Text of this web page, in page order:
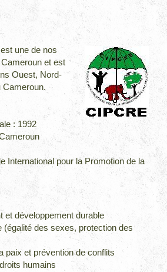
une de nos
et est
Ouest, Nord-
Cameroun.
: 1992
International pour la Promotion de la
et développement durable
(égalité des sexes, protection des
paix et prévention de conflits
humains